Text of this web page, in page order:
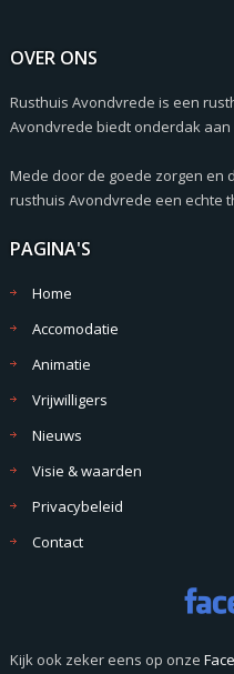
OVER ONS
Rusthuis Avondvrede is een
Avondvrede biedt onderdak
Mede door de goede zorgen en
rusthuis Avondvrede een echte
PAGINA'S
Home
Accomodatie
Animatie
Vrijwilligers
Nieuws
Visie & waarden
Privacybeleid
Contact
Kijk ook zeker eens op onze